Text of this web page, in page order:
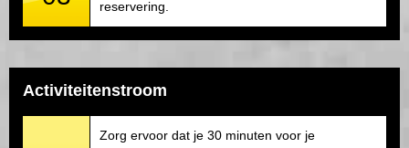
reservering.
Activiteitenstroom
Zorg ervoor dat je 30 minuten voor je